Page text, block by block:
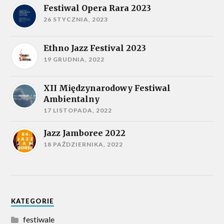
Festiwal Opera Rara 2023
26 STYCZNIA, 2023
Ethno Jazz Festival 2023
19 GRUDNIA, 2022
XII Międzynarodowy Festiwal
Ambientalny
17 LISTOPADA, 2022
Jazz Jamboree 2022
18 PAŹDZIERNIKA, 2022
KATEGORIE
festiwale